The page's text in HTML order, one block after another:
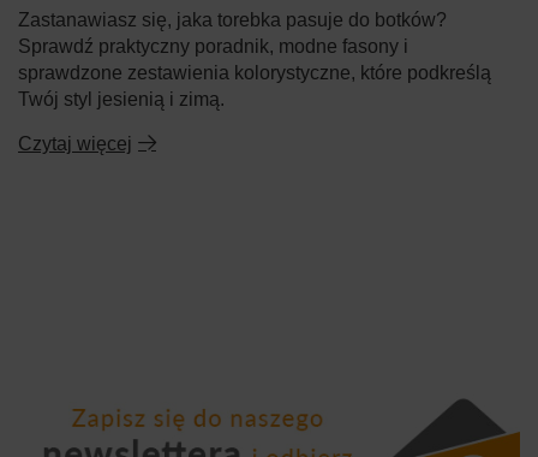
Zastanawiasz się, jaka torebka pasuje do botków?
Sprawdź praktyczny poradnik, modne fasony i
sprawdzone zestawienia kolorystyczne, które podkreślą
Twój styl jesienią i zimą.
Czytaj więcej